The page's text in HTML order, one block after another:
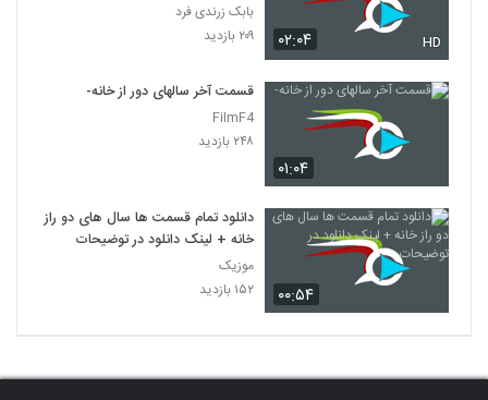
۰۲:۰۴ HD
بابک زرندی فرد
۲۰۹ بازدید
۰۱:۰۴
قسمت آخر سالهای دور از خانه-
FilmF4
۲۴۸ بازدید
۰۰:۵۴
دانلود تمام قسمت ها سال های دو راز
خانه + لینک دانلود در توضیحات
موزیک
۱۵۲ بازدید